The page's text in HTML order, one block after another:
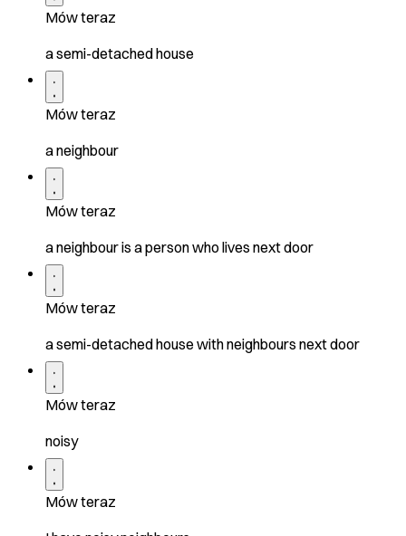
Mów teraz
a semi-detached house
Mów teraz
a neighbour
Mów teraz
a neighbour is a person who lives next door
Mów teraz
a semi-detached house with neighbours next door
Mów teraz
noisy
Mów teraz